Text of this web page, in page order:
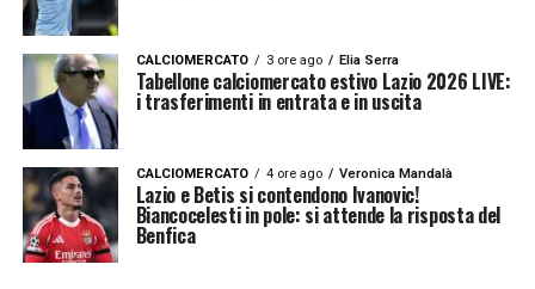
CALCIOMERCATO 3 ore ago Elia Serra
Tabellone calciomercato estivo Lazio 2026 LIVE:
i trasferimenti in entrata e in uscita
CALCIOMERCATO 4 ore ago Veronica Mandalà
Lazio e Betis si contendono Ivanovic!
Biancocelesti in pole: si attende la risposta del
Benfica